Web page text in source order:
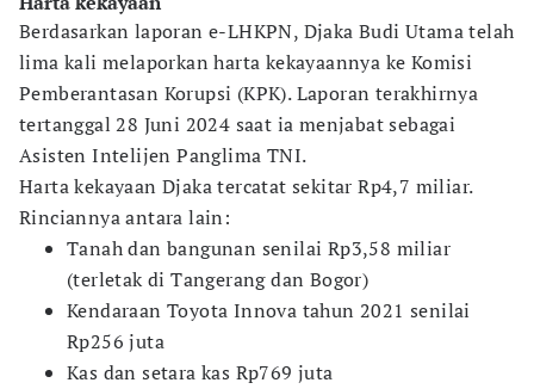
Berdasarkan laporan e-LHKPN, Djaka Budi Utama telah
lima kali melaporkan harta kekayaannya ke Komisi
Pemberantasan Korupsi (KPK). Laporan terakhirnya
tertanggal 28 Juni 2024 saat ia menjabat sebagai
Asisten Intelijen Panglima TNI.
Harta kekayaan Djaka tercatat sekitar Rp4,7 miliar.
Rinciannya antara lain:
Tanah dan bangunan senilai Rp3,58 miliar
(terletak di Tangerang dan Bogor)
Kendaraan Toyota Innova tahun 2021 senilai
Rp256 juta
Kas dan setara kas Rp769 juta